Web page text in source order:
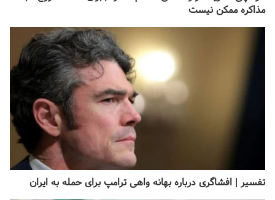
مذاکره ممکن نیست
تفسیر | افشا‌گری درباره بهانه واهی ترامپ برای حمله به ایران